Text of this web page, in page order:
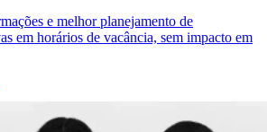
e melhor planejamento de
em horários de vacância, sem impacto em